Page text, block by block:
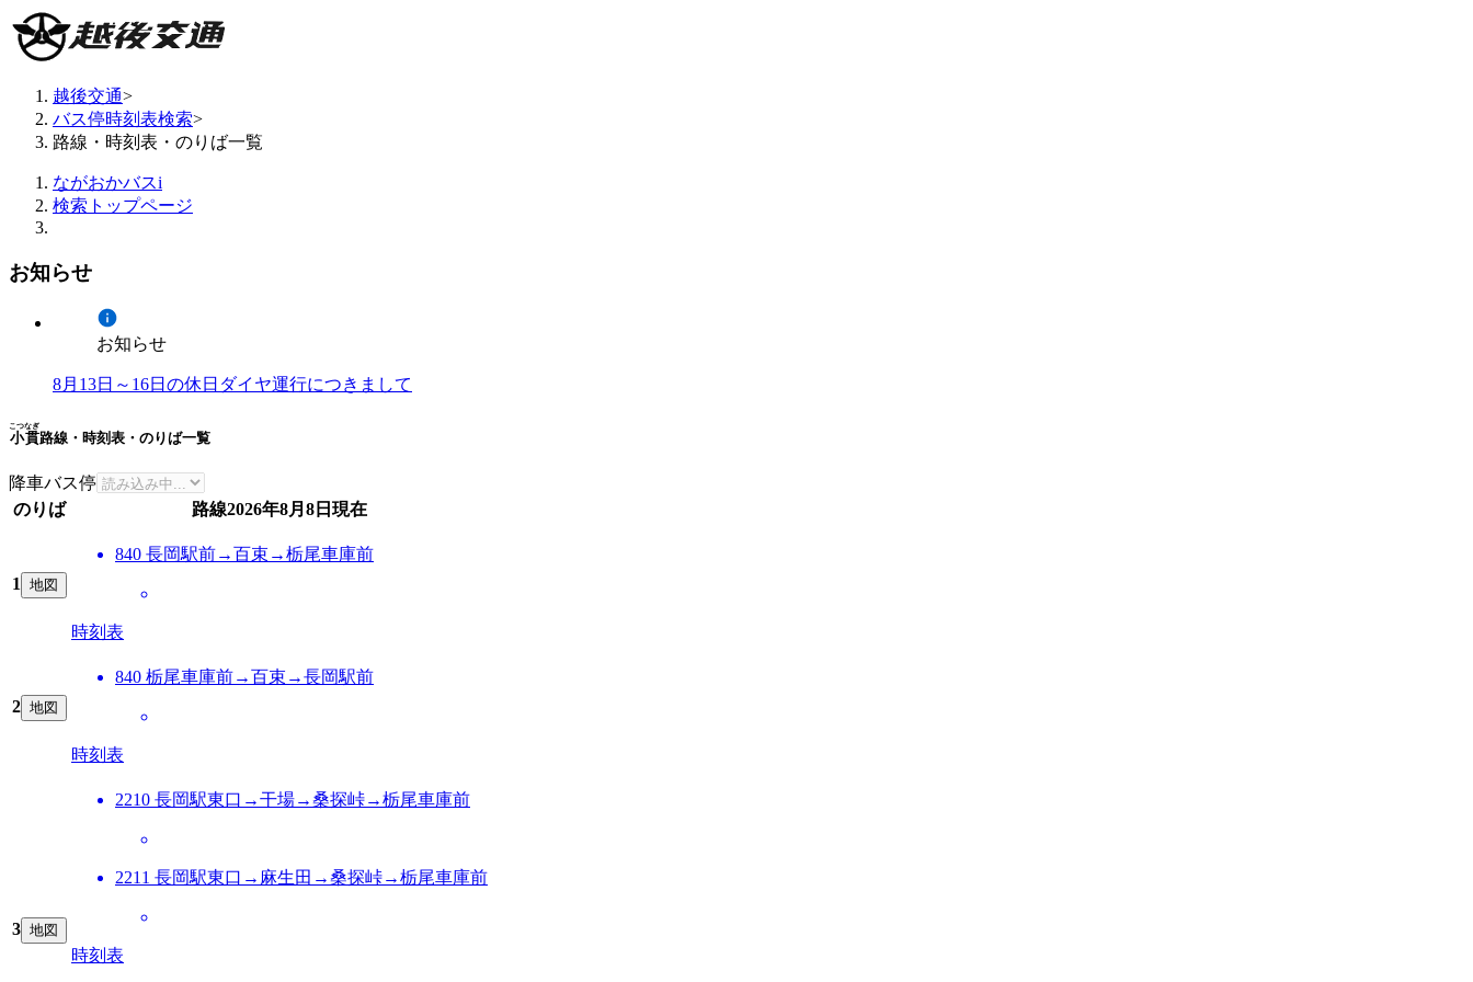
越後交通>
バス停時刻表検索>
路線・時刻表・のりば一覧
ながおかバスi
検索トップページ
お知らせ
お知らせ
8月13日～16日の休日ダイヤ運行につきまして
小貫
こつなぎ
路線・時刻表・のりば一覧
降車バス停
のりば
路線2026年8月8日 現在
1 地図
840 長岡駅前→百束→栃尾車庫前
時刻表
2 地図
840 栃尾車庫前→百束→長岡駅前
時刻表
3 地図
2210 長岡駅東口→干場→桑探峠→栃尾車庫前
2211 長岡駅東口→麻生田→桑探峠→栃尾車庫前
時刻表